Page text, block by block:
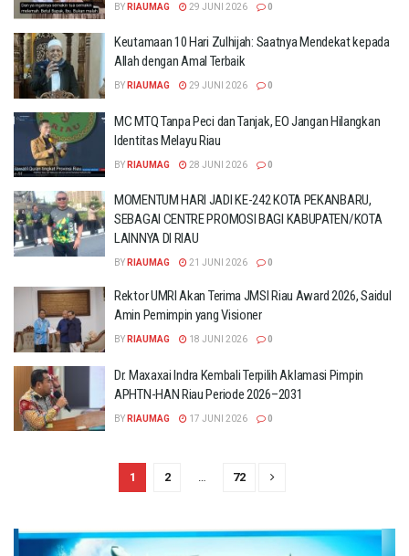
BY RIAUMAG 29 JUNI 2026 0
Keutamaan 10 Hari Zulhijah: Saatnya Mendekat kepada
Allah dengan Amal Terbaik
BY RIAUMAG 29 JUNI 2026 0
MC MTQ Tanpa Peci dan Tanjak, EO Jangan Hilangkan
Identitas Melayu Riau
BY RIAUMAG 28 JUNI 2026 0
MOMENTUM HARI JADI KE-242 KOTA PEKANBARU,
SEBAGAI CENTRE PROMOSI BAGI KABUPATEN/KOTA
LAINNYA DI RIAU
BY RIAUMAG 21 JUNI 2026 0
Rektor UMRI Akan Terima JMSI Riau Award 2026, Saidul
Amin Pemimpin yang Visioner
BY RIAUMAG 18 JUNI 2026 0
Dr. Maxaxai Indra Kembali Terpilih Aklamasi Pimpin
APHTN-HAN Riau Periode 2026–2031
BY RIAUMAG 17 JUNI 2026 0
1 2 … 72